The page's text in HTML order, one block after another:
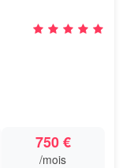
750 €
/mois